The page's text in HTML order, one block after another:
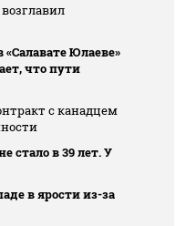
Юлаеве»
что пути
с канадцем
стало в 39 лет. У
в ярости из-за